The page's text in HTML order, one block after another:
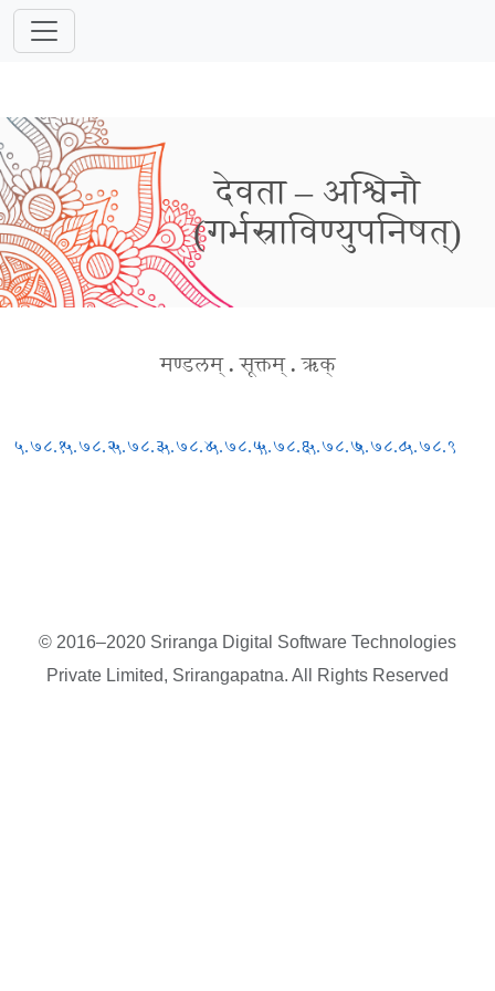
देवता – अश्विनौ
(गर्भस्राविण्युपनिषत्)
मण्डलम् . सूक्तम् . ऋक्
५.७८.१५.७८.२५.७८.३५.७८.४५.७८.५५.७८.६५.७८.७५.७८.८५.७८.९
© 2016–2020 Sriranga Digital Software Technologies
Private Limited, Srirangapatna. All Rights Reserved